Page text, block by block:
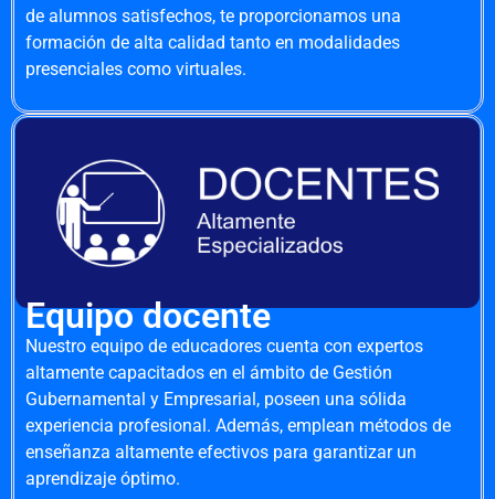
de alumnos satisfechos, te proporcionamos una
formación de alta calidad tanto en modalidades
presenciales como virtuales.
Equipo docente
Nuestro equipo de educadores cuenta con expertos
altamente capacitados en el ámbito de Gestión
Gubernamental y Empresarial, poseen una sólida
experiencia profesional. Además, emplean métodos de
enseñanza altamente efectivos para garantizar un
aprendizaje óptimo.